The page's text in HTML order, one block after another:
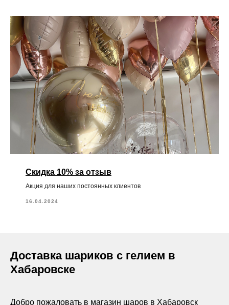
Скидка 10% за отзыв
Акция для наших постоянных клиентов
16.04.2024
Доставка шариков с гелием в
Хабаровске
Добро пожаловать в магазин шаров в Хабаровск